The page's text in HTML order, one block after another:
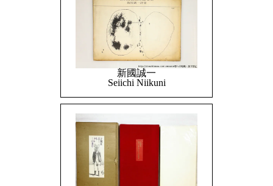
新國誠一
Seiichi Niikuni